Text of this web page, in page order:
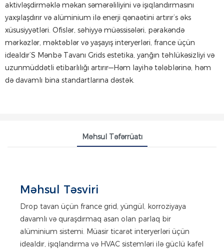
aktivləşdirməklə məkan səmərəliliyini və işıqlandırmasını
yaxşılaşdırır və alüminium ilə enerji qənaətini artırır’s əks
xüsusiyyətləri. Ofislər, səhiyyə müəssisələri, pərakəndə
mərkəzlər, məktəblər və yaşayış interyerləri, france üçün
idealdır’S Mənbə Tavanı Grids estetika, yanğın təhlükəsizliyi və
uzunmüddətli etibarlılığı artırır—Həm layihə tələblərinə, həm
də davamlı bina standartlarına dəstək.
Məhsul Təfərrüatı
Məhsul Təsviri
Drop tavan üçün france grid, yüngül, korroziyaya
davamlı və quraşdırmaq asan olan parlaq bir
alüminium sistemi. Müasir ticarət interyerləri üçün
idealdır, işıqlandırma və HVAC sistemləri ilə güclü kafel